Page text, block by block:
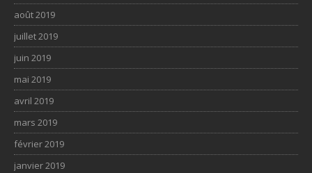
août 2019
juillet 2019
juin 2019
mai 2019
avril 2019
mars 2019
février 2019
janvier 2019